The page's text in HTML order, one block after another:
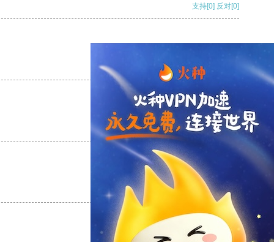
支持[0] 反对[0]
支持
支持[0] 反对[0]
支持[0] 反对[0]